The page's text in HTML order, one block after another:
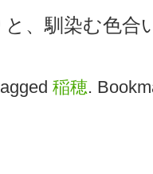
、馴染む色合
稲穂.